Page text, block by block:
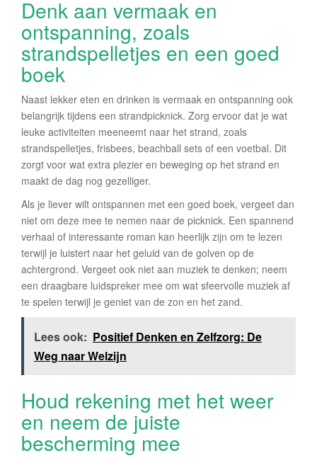
Denk aan vermaak en
ontspanning, zoals
strandspelletjes en een goed
boek
Naast lekker eten en drinken is vermaak en ontspanning ook
belangrijk tijdens een strandpicknick. Zorg ervoor dat je wat
leuke activiteiten meeneemt naar het strand, zoals
strandspelletjes, frisbees, beachball sets of een voetbal. Dit
zorgt voor wat extra plezier en beweging op het strand en
maakt de dag nog gezelliger.
Als je liever wilt ontspannen met een goed boek, vergeet dan
niet om deze mee te nemen naar de picknick. Een spannend
verhaal of interessante roman kan heerlijk zijn om te lezen
terwijl je luistert naar het geluid van de golven op de
achtergrond. Vergeet ook niet aan muziek te denken; neem
een draagbare luidspreker mee om wat sfeervolle muziek af
te spelen terwijl je geniet van de zon en het zand.
Lees ook: Positief Denken en Zelfzorg: De
Weg naar Welzijn
Houd rekening met het weer
en neem de juiste
bescherming mee